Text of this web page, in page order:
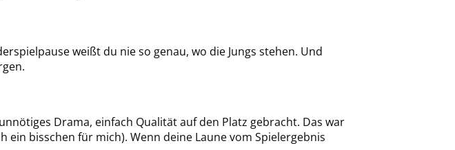
weißt du nie so genau, wo die Jungs stehen. Und
Drama, einfach Qualität auf den Platz gebracht. Das war
bisschen für mich). Wenn deine Laune vom Spielergebnis